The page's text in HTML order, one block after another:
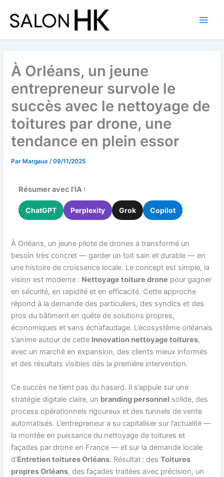
contenu
À Orléans, un jeune
entrepreneur survole le
succès avec le nettoyage de
toitures par drone, une
tendance en plein essor
ParMargaux /09/11/2025
Résumer avec l'IA :
ChatGPT Perplexity Grok Copilot
À Orléans, un jeune pilote de drones a transformé un
besoin très concret — garder un toit sain et durable — en
une histoire de croissance locale. Le concept est simple, la
vision est moderne : Nettoyage toiture drone pour gagner
en sécurité, en rapidité et en efficacité. Cette approche
répond à la demande des particuliers, des syndics et des
pros du bâtiment en quête de solutions propres,
économiques et sans échafaudage. L’écosystème orléanais
s’anime autour de cette Innovation nettoyage toitures,
avec un marché en expansion, des clients mieux informés
et des résultats visibles dès la première intervention.
Ce succès ne tient pas du hasard. Il s’appuie sur une
stratégie digitale claire, un branding personnel solide, des
process opérationnels rigoureux et des tunnels de vente
automatisés. L’entrepreneur a su capitaliser sur l’actualité —
la montée en puissance du nettoyage de toitures et
façades par drone en France — et sur la demande locale
d’Entretien toitures Orléans. Résultat : desToitures
propres Orléans, des façades traitées avec précision, un